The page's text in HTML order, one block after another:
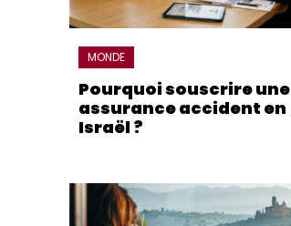
MONDE
Pourquoi souscrire une
assurance accident en
Israël ?